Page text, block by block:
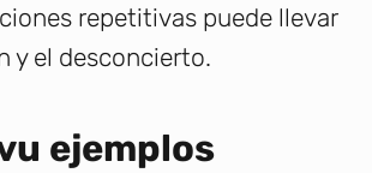
repetitivas puede llevar
y el desconcierto.
ejemplos